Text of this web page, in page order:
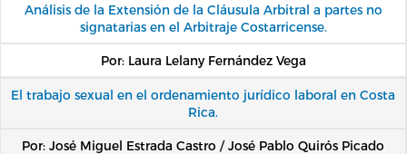
Análisis de la Extensión de la Cláusula Arbitral a partes no
signatarias en el Arbitraje Costarricense.
Por: Laura Lelany Fernández Vega
El trabajo sexual en el ordenamiento jurídico laboral en Costa
Rica.
Por: José Miguel Estrada Castro / José Pablo Quirós Picado